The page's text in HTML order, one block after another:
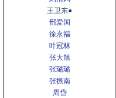
王卫东●
邢爱国
徐永福
叶冠林
张大旭
张璐璐
张振南
周岱